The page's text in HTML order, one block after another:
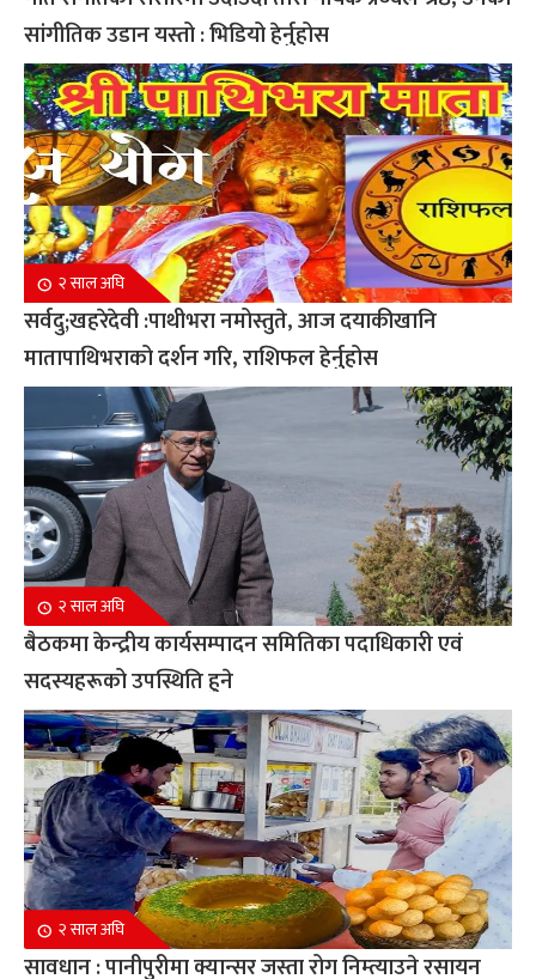
सांगीतिक उडान यस्तो : भिडियो हेर्नुहोस
२ साल अघि
सर्वदु;खहरेदेवी :पाथीभरा नमोस्तुते, आज दयाकीखानि
मातापाथिभराको दर्शन गरि, राशिफल हेर्नुहोस
२ साल अघि
बैठकमा केन्द्रीय कार्यसम्पादन समितिका पदाधिकारी एवं
सदस्यहरूको उपस्थिति हुने
२ साल अघि
सावधान : पानीपुरीमा क्यान्सर जस्ता रोग निम्त्याउने रसायन